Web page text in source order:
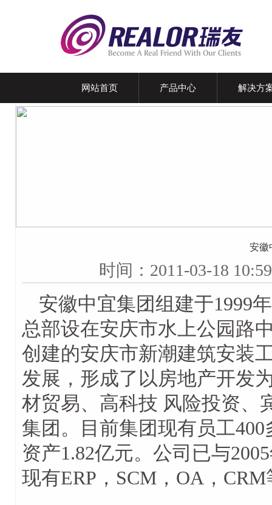
网站首页 产品中心 解决方
安徽
时间：2011-03-18
安徽中宜集团组建于1999
总部设在安庆市水上公园路
创建的安庆市新潮建筑安装
发展，形成了以房地产开发
材贸易、高科技 风险投资、
集团。目前集团现有员工
资产1.82亿元。公司已与
现有ERP，SCM，OA，